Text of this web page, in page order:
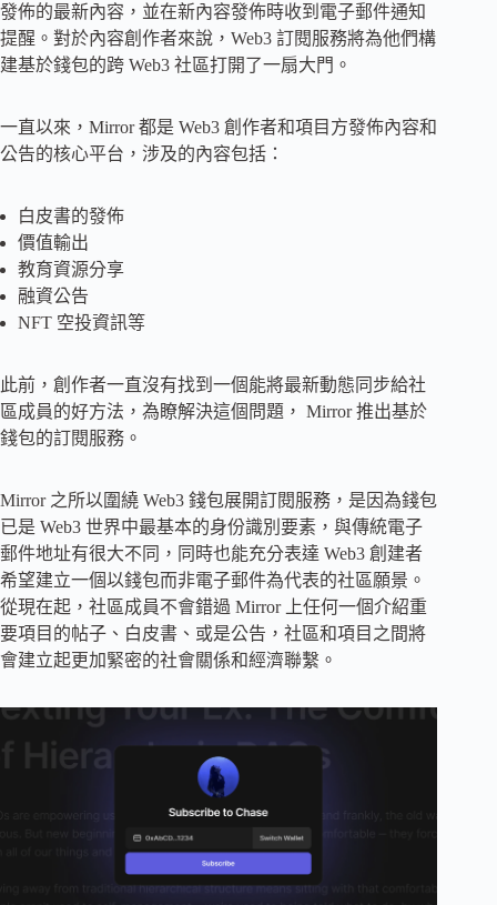
發佈的最新內容，並在新內容發佈時收到電子郵件通知
提醒。對於內容創作者來說，Web3 訂閱服務將為他們構
建基於錢包的跨 Web3 社區打開了一扇大門。
一直以來，Mirror 都是 Web3 創作者和項目方發佈內容和
公告的核心平台，涉及的內容包括：
白皮書的發佈
價值輸出
教育資源分享
融資公告
NFT 空投資訊等
此前，創作者一直沒有找到一個能將最新動態同步給社
區成員的好方法，為瞭解決這個問題， Mirror 推出基於
錢包的訂閱服務。
Mirror 之所以圍繞 Web3 錢包展開訂閱服務，是因為錢包
已是 Web3 世界中最基本的身份識別要素，與傳統電子
郵件地址有很大不同，同時也能充分表達 Web3 創建者
希望建立一個以錢包而非電子郵件為代表的社區願景。
從現在起，社區成員不會錯過 Mirror 上任何一個介紹重
要項目的帖子、白皮書、或是公告，社區和項目之間將
會建立起更加緊密的社會關係和經濟聯繫。